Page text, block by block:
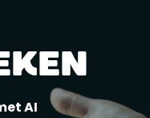
Voetbal
AI